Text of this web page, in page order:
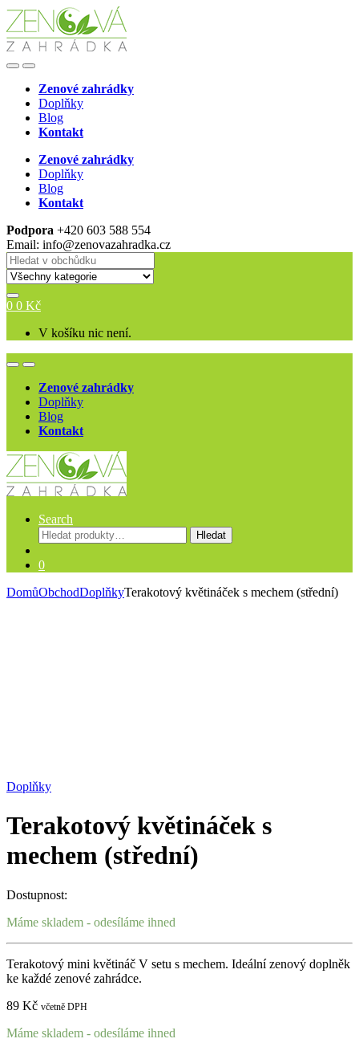
Skip
to
navigation
Skip
to
content
OpenClose
Zenové zahrádky
Doplňky
Blog
Kontakt
Zenové zahrádky
Doplňky
Blog
Kontakt
Podpora +420 603 588 554
Email: info@zenovazahradka.cz
Search
for:
0 0 Kč
V košíku nic není.
OpenClose
Zenové zahrádky
Doplňky
Blog
Kontakt
Search
Hledat:
Hledat
0
DomůObchodDoplňkyTerakotový květináček s mechem (střední)
Doplňky
Terakotový květináček s
mechem (střední)
Dostupnost:
Máme skladem - odesíláme ihned
Terakotový mini květináč V setu s mechem. Ideální zenový doplněk
ke každé zenové zahrádce.
89 Kč včetně DPH
Máme skladem - odesíláme ihned